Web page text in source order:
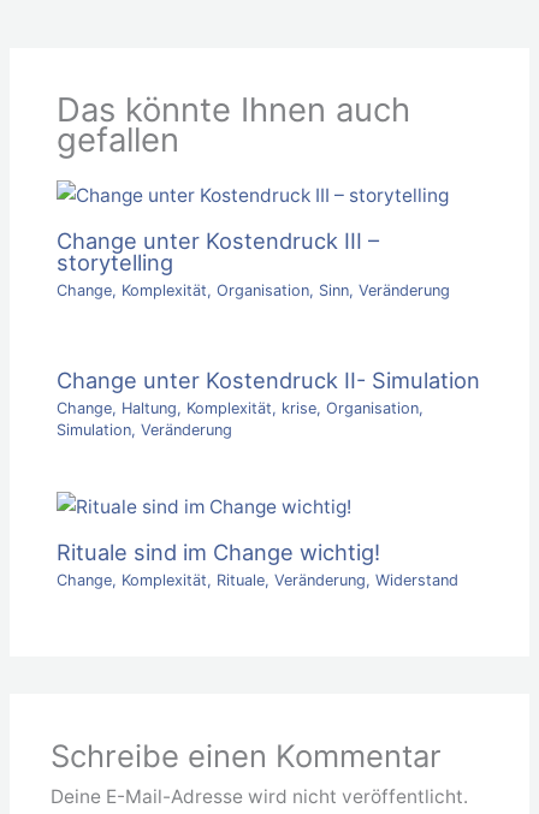
Das könnte Ihnen auch
gefallen
Change unter Kostendruck III –
storytelling
Change, Komplexität,Organisation, Sinn,Veränderung
Change unter Kostendruck II- Simulation
Change, Haltung, Komplexität, krise,Organisation,
Simulation,Veränderung
Rituale sind im Change wichtig!
Change, Komplexität, Rituale,Veränderung,Widerstand
Schreibe einen Kommentar
Deine E-Mail-Adresse wird nicht veröffentlicht.